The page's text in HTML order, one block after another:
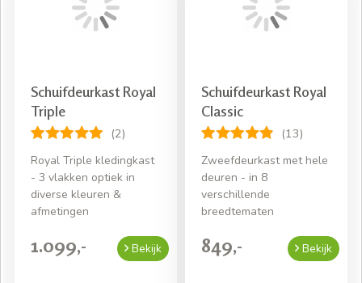
Schuifdeurkast Royal
Triple
(2)
Royal Triple kledingkast
- 3 vlakken optiek in
diverse kleuren &
afmetingen
1.099,- Bekijk
Schuifdeurkast Royal
Classic
(13)
Zweefdeurkast met hele
deuren - in 8
verschillende
breedtematen
849,- Bekijk